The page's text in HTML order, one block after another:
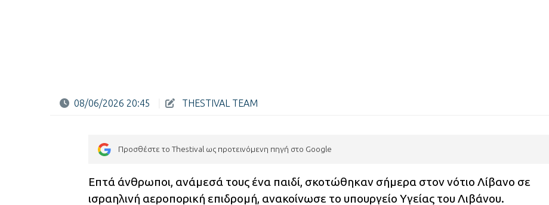
08/06/2026 20:45 THESTIVAL TEAM
Προσθέστε το Thestival ως προτεινόμενη πηγή στο Google
Επτά άνθρωποι, ανάμεσά τους ένα παιδί, σκοτώθηκαν σήμερα στον νότιο Λίβανο σε
ισραηλινή αεροπορική επιδρομή, ανακοίνωσε το υπουργείο Υγείας του Λιβάνου.